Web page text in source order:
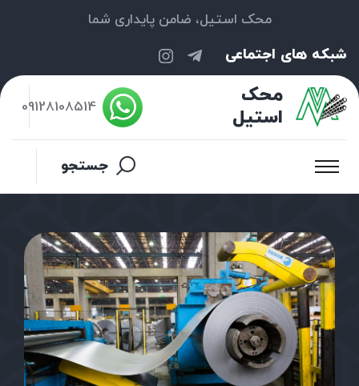
محک استیل، ضامن پایداری شما
شبکه های اجتماعی
محک
استیل
09128108514
جستجو